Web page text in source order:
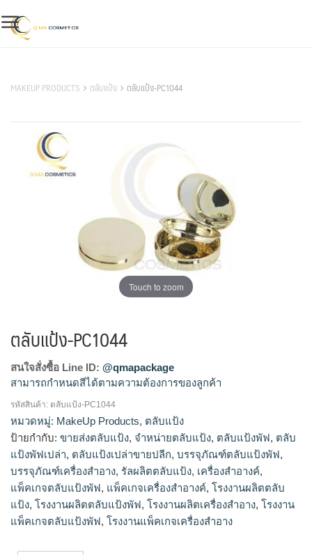
to
content
MAKEUP PRODUCTS ตลับแป้ง ตลับแป้ง-PC1044
Touch to zoom
ตลับแป้ง-PC1044
สนใจสั่งซื้อ Line ID: @qmapackage
สามารถกำหนดสีได้ตามความต้องการของลูกค้า
โรงงานผลิตตลับแป้ง,ขายส่งตลับแป้ง,จำหน่ายตลับแป้ง,รัลผลิต
ตลับแป้ง,ตลับแป้งเปล่าขายปลีก
รหัสสินค้า: ตลับแป้ง-PC1044
หมวดหมู่: MakeUp Products, ตลับแป้ง
ป้ายกำกับ: ขายส่งตลับแป้ง, จำหน่ายตลับแป้ง, ตลับแป้งพัฟ, ตลับ
แป้งพัฟเปล่า, ตลับแป้งเปล่าขายปลีก, บรรจุภัณฑ์ตลับแป้งพัฟ,
บรรจุภัณฑ์เครื่องสำอาง, รัลผลิตตลับแป้ง, เครื่องสำอางค์,
แพ็คเกจตลับแป้งพัฟ, แพ็คเกจเครื่องสำอางค์, โรงงานผลิตตลับ
แป้ง, โรงงานผลิตตลับแป้งพัฟ, โรงงานผลิตเครื่องสำอาง, โรงงาน
แพ็คเกจตลับแป้งพัฟ, โรงงานแพ็คเกจเครื่องสำอาง